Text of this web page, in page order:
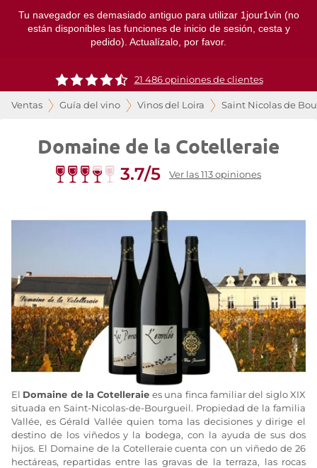
Tu navegador es demasiado antiguo para utilizar 1jour1vin (no
están disponibles las funciones de inicio de sesión, cesta y
pedido). Actualízalo, por favor.
21 486 opiniones de clientes
Ventas Guía del vino Vinos del Loira Saint Nicolas de
Domaine de la Cotelleraie
3.7/5 Ver las 113 opiniones
El Domaine de la Cotelleraie es una finca familiar del siglo XIX
situada en Saint-Nicolas-de-Bourgueil. Propiedad de la familia
Vallée, es Gérald Vallée quien toma las decisiones y dirige el
destino de los viñedos y la bodega, con la ayuda de sus dos
hijos. El Domaine de la Cotelleraie cuenta con un viñedo de 26
hectáreas, repartidas entre las gravas de la terraza, las rocas